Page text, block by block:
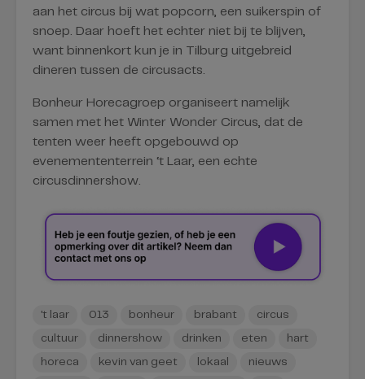
aan het circus bij wat popcorn, een suikerspin of
snoep. Daar hoeft het echter niet bij te blijven,
want binnenkort kun je in Tilburg uitgebreid
dineren tussen de circusacts.
Bonheur Horecagroep organiseert namelijk
samen met het Winter Wonder Circus, dat de
tenten weer heeft opgebouwd op
evenemententerrein ‘t Laar, een echte
circusdinnershow.
't laar 013 bonheur brabant circus
cultuur dinnershow drinken eten hart
horeca kevin van geet lokaal nieuws